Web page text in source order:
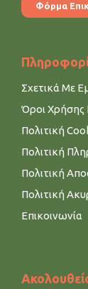
Φόρμα
Σχετικά Με
Όροι Χρήσης
Πολιτική
Πολιτική
Πολιτική
Πολιτική
Επικοινωνία